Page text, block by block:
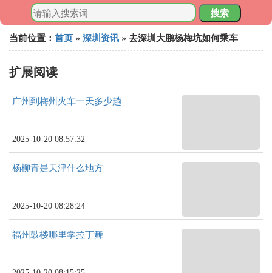
搜索
当前位置： 首页 » 深圳资讯 » 去深圳大鹏杨梅坑如何乘车
扩展阅读
广州到梅州火车一天多少趟
2025-10-20 08:57:32
杨柳青是天津什么地方
2025-10-20 08:28:24
福州鼓楼哪里学拉丁舞